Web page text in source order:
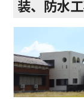
装、防水